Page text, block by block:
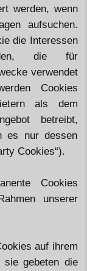
werden, wenn
aufsuchen.
die Interessen
die für
verwendet
Cookies
als dem
betreibt,
es nur dessen
Cookies“).
Cookies
unserer
auf ihrem
sie gebeten die